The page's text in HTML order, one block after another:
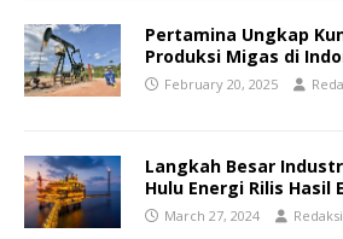
Pertamina Ungkap
Produksi Migas di
February 20, 2025
Langkah Besar
Hulu Energi Rilis Hasil
March 27, 2024 Redaksi